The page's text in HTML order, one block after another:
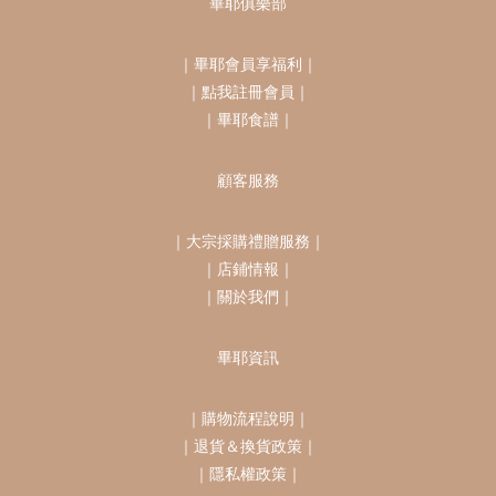
畢耶俱樂部
｜ 畢耶會員享福利 ｜
｜ 點我註冊會員 ｜
｜ 畢耶食譜 ｜
顧客服務
｜ 大宗採購禮贈服務 ｜
｜ 店鋪情報 ｜
｜ 關於我們 ｜
畢耶資訊
｜ 購物流程說明 ｜
｜ 退貨＆換貨政策 ｜
｜ 隱私權政策 ｜